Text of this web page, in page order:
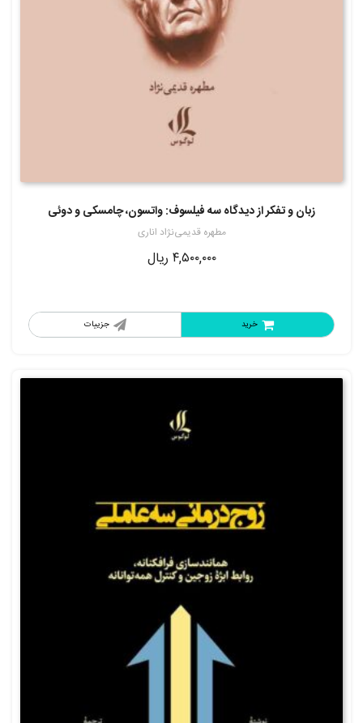
زبان و تفکر از دیدگاه سه فیلسوف: واتسون، چامسکی و دوئی
مطهره قدیمی‌نژاد اناری
۴,۵۰۰,۰۰۰ ریال
جزییات خرید